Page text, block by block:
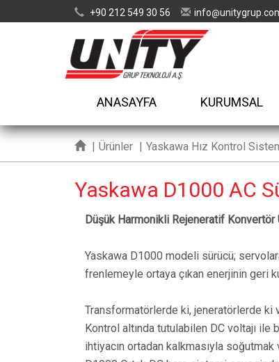
+90 212 549 30 56 info@
ANASAYFA KURUMSAL
| Ürünler | Yaskawa Hız Kontrol
Yaskawa D1000 AC
Düşük Harmonikli Rejeneratif Konvertör
Yaskawa D1000 modeli sürücü;
frenlemeyle ortaya çıkan enerjinin geri
Transformatörlerde ki, jeneratörlerde ki
Kontrol altında tutulabilen DC voltajı
ihtiyacın ortadan kalkmasıyla